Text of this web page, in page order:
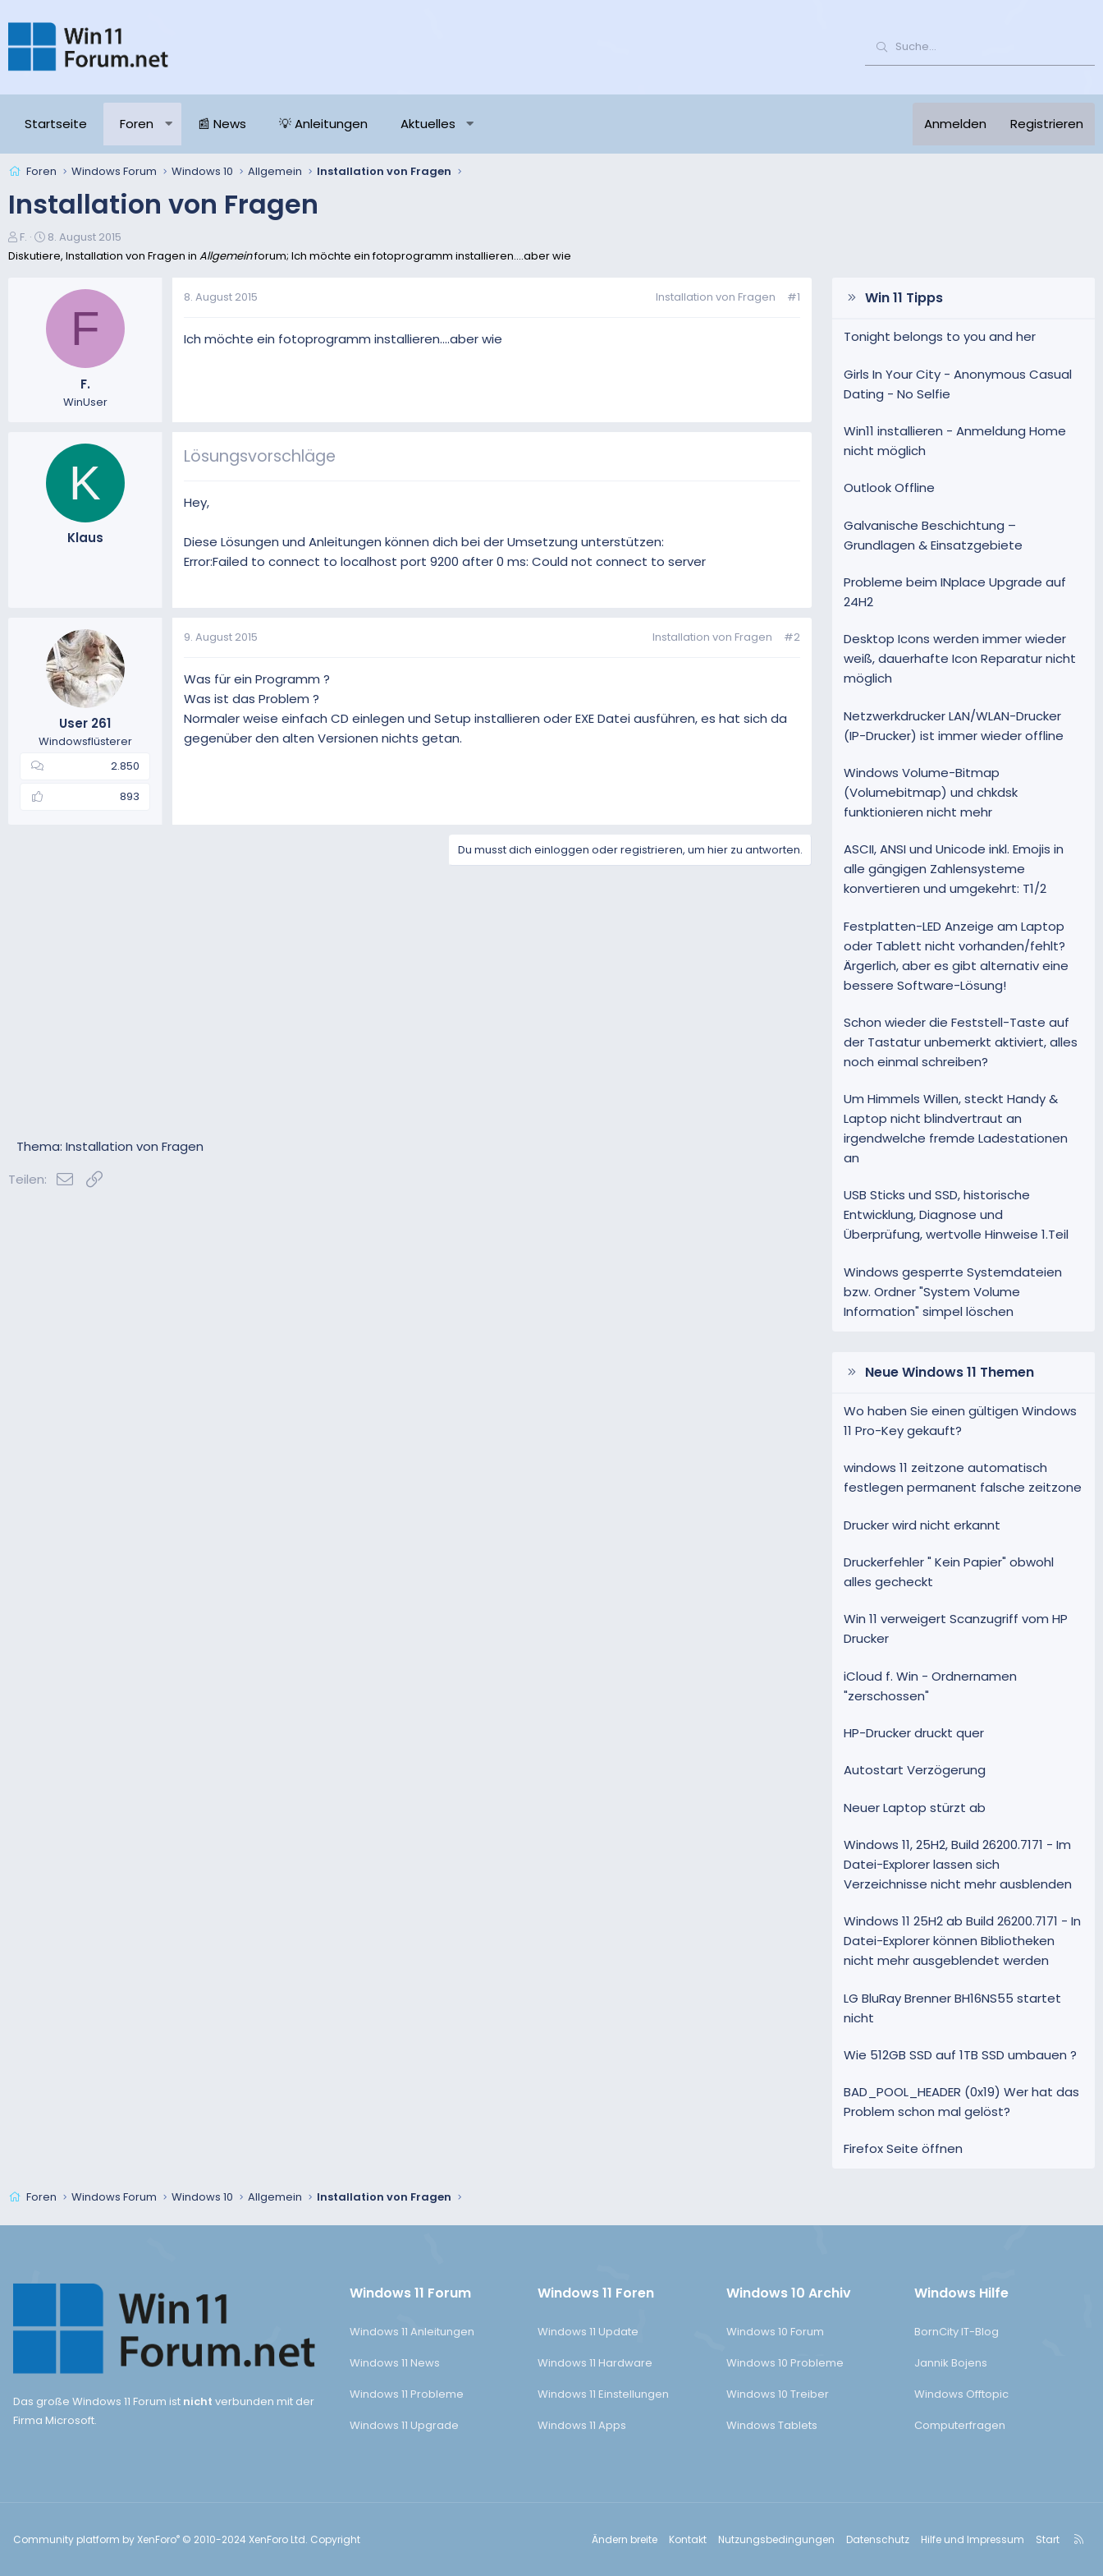
Startseite Foren 📰 News 💡 Anleitungen Aktuelles Anmelden Registrieren
Foren Windows Forum Windows 10 Allgemein Installation von Fragen
Installation von Fragen
E
r
F.
E
r
e
l
l
t
8. August 2015
Diskutiere, Installation von Fragen in Allgemeinforum; Ich möchte ein fotoprogramm installieren....aber wie
F
F.
WinUser
8. August 2015 Installation von Fragen #1
Ich möchte ein fotoprogramm installieren....aber wie
K
Klaus
Lösungsvorschläge
Hey,
Diese Lösungen und Anleitungen können dich bei der Umsetzung unterstützen:
Error:Failed to connect to localhost port 9200 after 0 ms: Could not connect to server
User 261
Windowsflüsterer
2.850
893
9. August 2015 Installation von Fragen #2
Was für ein Programm ?
Was ist das Problem ?
Normaler weise einfach CD einlegen und Setup installieren oder EXE Datei ausführen, es hat sich da
gegenüber den alten Versionen nichts getan.
Du musst dich einloggen oder registrieren, um hier zu antworten.
Thema: Installation von Fragen
Teilen:
E-Mail
Win 11 Tipps
Tonight belongs to you and her
Girls In Your City - Anonymous Casual
Dating - No Selfie
Win11 installieren - Anmeldung Home
nicht möglich
Outlook Offline
Galvanische Beschichtung –
Grundlagen & Einsatzgebiete
Probleme beim INplace Upgrade auf
24H2
Desktop Icons werden immer wieder
weiß, dauerhafte Icon Reparatur nicht
möglich
Netzwerkdrucker LAN/WLAN-Drucker
(IP-Drucker) ist immer wieder offline
Windows Volume-Bitmap
(Volumebitmap) und chkdsk
funktionieren nicht mehr
ASCII, ANSI und Unicode inkl. Emojis in
alle gängigen Zahlensysteme
konvertieren und umgekehrt: T1/2
Festplatten-LED Anzeige am Laptop
oder Tablett nicht vorhanden/fehlt?
Ärgerlich, aber es gibt alternativ eine
bessere Software-Lösung!
Schon wieder die Feststell-Taste auf
der Tastatur unbemerkt aktiviert, alles
noch einmal schreiben?
Um Himmels Willen, steckt Handy &
Laptop nicht blindvertraut an
irgendwelche fremde Ladestationen
an
USB Sticks und SSD, historische
Entwicklung, Diagnose und
Überprüfung, wertvolle Hinweise 1.Teil
Windows gesperrte Systemdateien
bzw. Ordner "System Volume
Information" simpel löschen
Neue Windows 11 Themen
Wo haben Sie einen gültigen Windows
11 Pro-Key gekauft?
windows 11 zeitzone automatisch
festlegen permanent falsche zeitzone
Drucker wird nicht erkannt
Druckerfehler " Kein Papier" obwohl
alles gecheckt
Win 11 verweigert Scanzugriff vom HP
Drucker
iCloud f. Win - Ordnernamen
"zerschossen"
HP-Drucker druckt quer
Autostart Verzögerung
Neuer Laptop stürzt ab
Windows 11, 25H2, Build 26200.7171 - Im
Datei-Explorer lassen sich
Verzeichnisse nicht mehr ausblenden
Windows 11 25H2 ab Build 26200.7171 - In
Datei-Explorer können Bibliotheken
nicht mehr ausgeblendet werden
LG BluRay Brenner BH16NS55 startet
nicht
Wie 512GB SSD auf 1TB SSD umbauen ?
BAD_POOL_HEADER (0x19) Wer hat das
Problem schon mal gelöst?
Firefox Seite öffnen
Foren Windows Forum Windows 10 Allgemein Installation von Fragen
Das große Windows 11 Forum ist nicht verbunden mit der
Firma Microsoft.
Windows 11 Forum
Windows 11 Anleitungen
Windows 11 News
Windows 11 Probleme
Windows 11 Upgrade
Windows 11 Foren
Windows 11 Update
Windows 11 Hardware
Windows 11 Einstellungen
Windows 11 Apps
Windows 10 Archiv
Windows 10 Forum
Windows 10 Probleme
Windows 10 Treiber
Windows Tablets
Windows Hilfe
BornCity IT-Blog
Jannik Bojens
Windows Offtopic
Computerfragen
Community platform by XenForo® © 2010-2024 XenForo Ltd. Copyright Ändern breite Kontakt Nutzungsbedingungen Datenschutz Hilfe und Impressum Start
R